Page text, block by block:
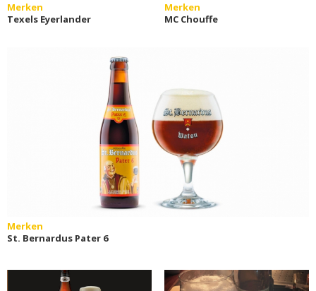
Merken
Texels Eyerlander
Merken
MC Chouffe
Merken
St. Bernardus Pater 6